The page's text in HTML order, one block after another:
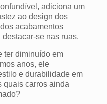
adiciona um
ao design dos
acabamentos
se nas ruas.
ter diminuído em
anos, ele
e durabilidade em
quais carros ainda